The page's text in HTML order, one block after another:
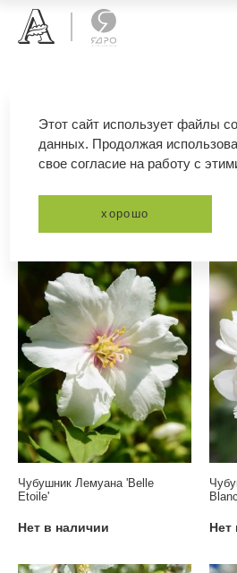
чубушник лемуана
Чубушник Лемуана 'Belle
Etoile'
Нет в наличии Нет
Этот сайт использует файлы
данных. Продолжая
свое согласие на работу с
хорошо